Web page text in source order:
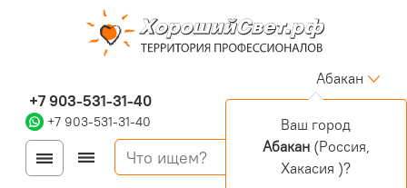
+7 903-531-31-40
+7 903-531-31-40
Абакан
Войти
Регистрация
Корзина
0 позиций
Ваш город
Абакан(Россия,
Хакасия )?